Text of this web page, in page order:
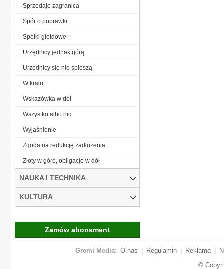
Sprzedaje zagranica
Spór o poprawki
Spółki giełdowe
Urzędnicy jednak górą
Urzędnicy się nie spieszą
W kraju
Wskazówka w dół
Wszystko albo nic
Wyjaśnienie
Zgoda na redukcję zadłużenia
Złoty w górę, obligacje w dół
NAUKA I TECHNIKA
KULTURA
Zamów abonament
Gremi Media: O nas Regulamin Reklama
©